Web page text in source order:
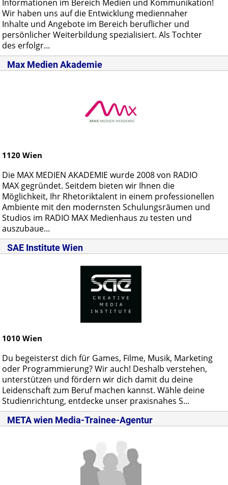
Informationen im Bereich Medien und Kommunikation!
Wir haben uns auf die Entwicklung mediennaher
Inhalte und Angebote im Bereich beruflicher und
persönlicher Weiterbildung spezialisiert. Als Tochter
des erfolgr...
Max Medien Akademie
1120 Wien
Die MAX MEDIEN AKADEMIE wurde 2008 von RADIO
MAX gegründet. Seitdem bieten wir Ihnen die
Möglichkeit, Ihr Rhetoriktalent in einem professionellen
Ambiente mit den modernsten Schulungsräumen und
Studios im RADIO MAX Medienhaus zu testen und
auszubaue...
SAE Institute Wien
1010 Wien
Du begeisterst dich für Games, Filme, Musik, Marketing
oder Programmierung? Wir auch! Deshalb verstehen,
unterstützen und fördern wir dich damit du deine
Leidenschaft zum Beruf machen kannst. Wähle deine
Studienrichtung, entdecke unser praxisnahes S...
META wien Media-Trainee-Agentur